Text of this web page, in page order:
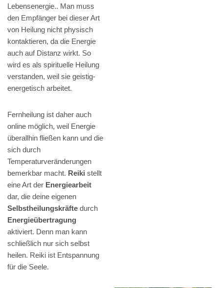
Lebensenergie.. Man muss
den Empfänger bei dieser Art
von Heilung nicht physisch
kontaktieren, da die Energie
auch auf Distanz wirkt. So
wird es als spirituelle Heilung
verstanden, weil sie geistig-
energetisch arbeitet.
Fernheilung ist daher auch
online möglich, weil Energie
überallhin fließen kann und die
sich durch
Temperaturveränderungen
bemerkbar macht. Reiki stellt
eine Art der Energiearbeit
dar, die deine eigenen
Selbstheilungskräfte durch
Energieübertragung
aktiviert. Denn man kann
schließlich nur sich selbst
heilen. Reiki ist Entspannung
für die Seele.